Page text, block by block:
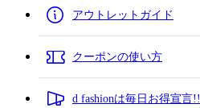
アウトレットガイド
クーポンの使い方
d fashionは毎日お得宣言!!